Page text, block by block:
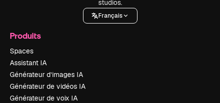
studios.
Français
Produits
Spaces
Assistant IA
Générateur d’images IA
Générateur de vidéos IA
Générateur de voix IA